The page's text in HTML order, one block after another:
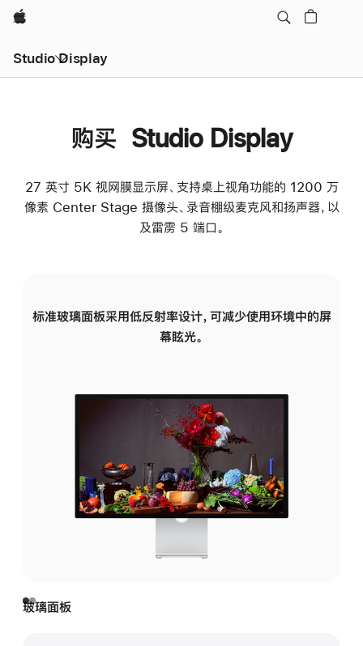
Apple
Studio Display
购买 Studio Display
27 英寸 5K 视网膜显示屏、支持桌上视角功能的 1200 万
像素 Center Stage 摄像头、录音棚级麦克风和扬声器，以
及雷雳 5 端口。
标准玻璃面板采用低反射率设计，可减少使用环境中的屏
幕眩光。
玻璃面板